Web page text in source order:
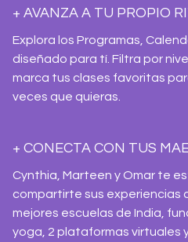
+ AVANZA A TU PROPIO
Explora los Programas,
diseñado para tí. Filtra por
marca tus clases favoritas
veces que quieras.
+ CONECTA CON TUS
Cynthia, Marteen y Omar te
compartirte sus experiencias
mejores escuelas de India,
yoga, 2 plataformas virtuales